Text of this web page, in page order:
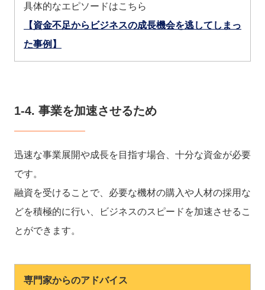
具体的なエピソードはこちら
【資金不足からビジネスの成長機会を逃してしまっ
た事例】
1-4. 事業を加速させるため
迅速な事業展開や成長を目指す場合、十分な資金が必要
です。
融資を受けることで、必要な機材の購入や人材の採用な
どを積極的に行い、ビジネスのスピードを加速させるこ
とができます。
専門家からのアドバイス